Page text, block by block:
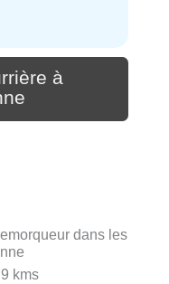
à
dans les
kms